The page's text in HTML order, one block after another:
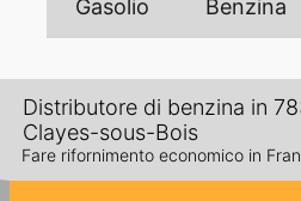
Gasolio Benzina
Distributore di benzina in
Clayes-sous-Bois
Fare rifornimento economico in